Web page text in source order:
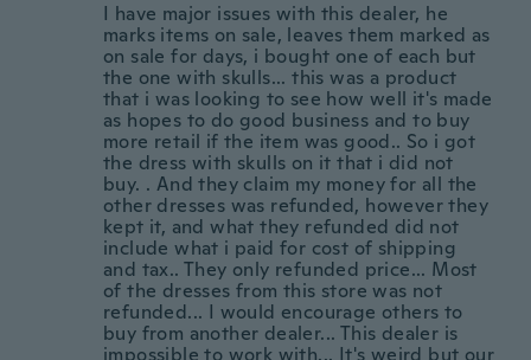
I have major issues with this dealer, he
marks items on sale, leaves them marked as
on sale for days, i bought one of each but
the one with skulls... this was a product
that i was looking to see how well it's made
as hopes to do good business and to buy
more retail if the item was good.. So i got
the dress with skulls on it that i did not
buy. . And they claim my money for all the
other dresses was refunded, however they
kept it, and what they refunded did not
include what i paid for cost of shipping
and tax.. They only refunded price... Most
of the dresses from this store was not
refunded... I would encourage others to
buy from another dealer... This dealer is
impossible to work with... It's weird but our